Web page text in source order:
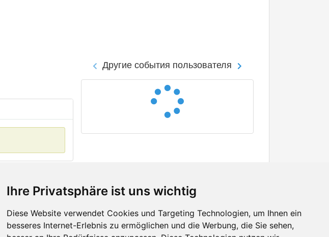
Ihre Privatsphäre ist uns wichtig
Diese Website verwendet Cookies und Targeting Technologien, um Ihnen ein
besseres Internet-Erlebnis zu ermöglichen und die Werbung, die Sie sehen,
Другие события пользователя
Контакты Facebook